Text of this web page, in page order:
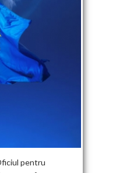
pentru